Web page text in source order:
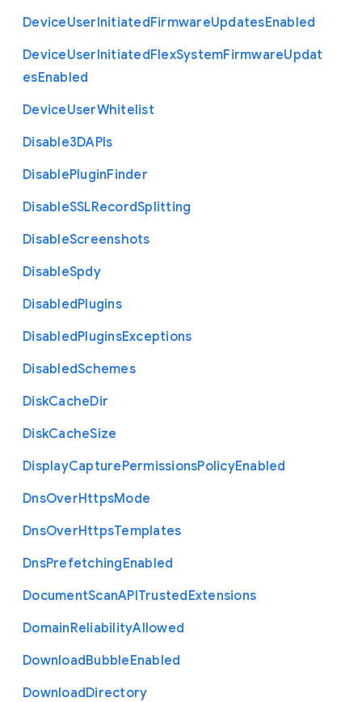
DeviceUserInitiatedFirmwareUpdatesEnabled
DeviceUserInitiatedFlexSystemFirmwareUpdat
esEnabled
DeviceUserWhitelist
Disable3DAPIs
DisablePluginFinder
DisableSSLRecordSplitting
DisableScreenshots
DisableSpdy
DisabledPlugins
DisabledPluginsExceptions
DisabledSchemes
DiskCacheDir
DiskCacheSize
DisplayCapturePermissionsPolicyEnabled
DnsOverHttpsMode
DnsOverHttpsTemplates
DnsPrefetchingEnabled
DocumentScanAPITrustedExtensions
DomainReliabilityAllowed
DownloadBubbleEnabled
DownloadDirectory